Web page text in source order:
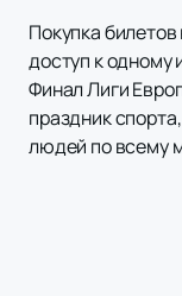
Покупка
доступ к одному
Финал Лиги
праздник
людей по всему